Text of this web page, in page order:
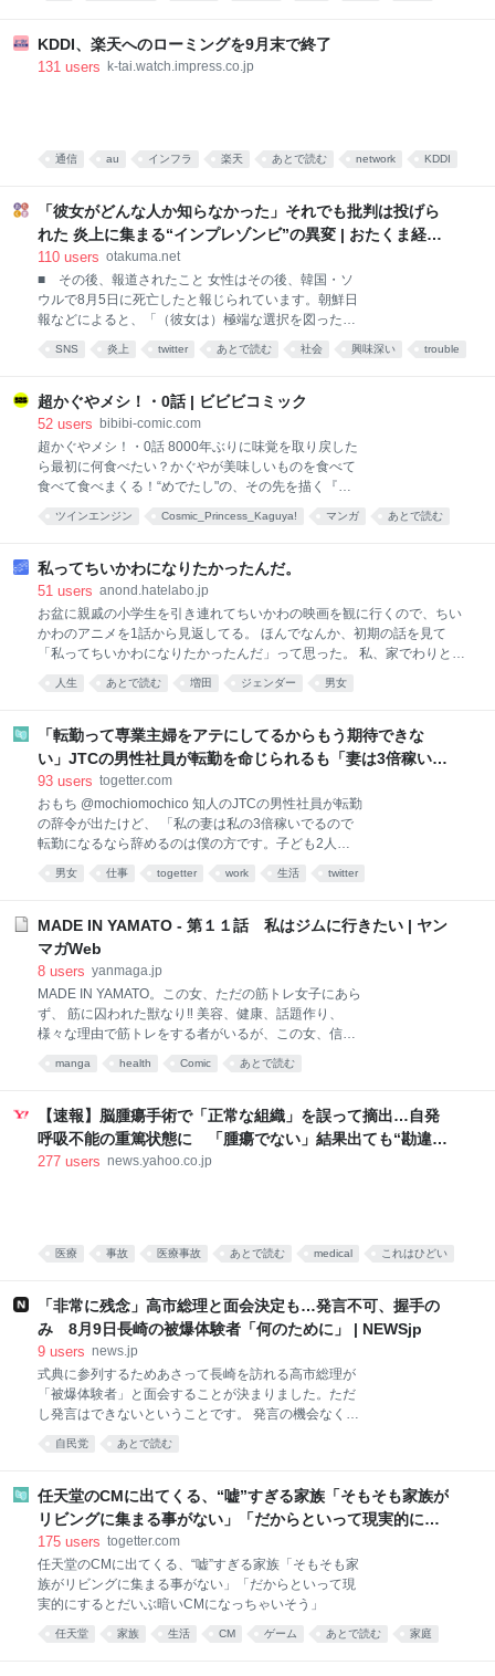
ついて紹介します。 なお、バックエンドはRailsアプ
リケーションなので、テストフレームワークは RSpec
るな課題だと思います。同じような悩みを抱えている
テストとの戦い タイミーのバックエンドはモジュラー
モノ
KDDI、楽天へのローミングを9月末で終了
131 users k-tai.watch.impress.co.jp
通信 au インフラ 楽天 あとで読む network KDDI
「彼女がどんな人か知らなかった」それでも批判は投げら
れた 炎上に集まる“インプレゾンビ”の異変 | おたくま経済
新聞
110 users otakuma.net
■ その後、報道されたこと 女性はその後、韓国・ソ
ウルで8月5日に死亡したと報じられています。朝鮮日
報などによると、「（彼女は）極端な選択を図った」
とのこと。報道は匿名ですが、複数の情報が一致して
いることなどから、同一人物と考えられています。 こ
上や誹謗中傷との関係を指摘する声が出ています。た
だし、炎上や個々の投稿と女性の死との因果関係は、
現時点では確認されていません。 ■ 謝罪投稿に残っ
ていた「見知らぬ批判」 記者がこの件で気になったの
は、女性の謝罪投稿に残されていた、いくつかの返信
画像載せるのは何なん。どこまで承認欲求モンスター
7000回表示されていました。 別のアカウントは、女
性の謝罪文を「承認欲求と反省の境界線を突く神投稿
文」と表現。
SNS 炎上 twitter あとで読む 社会 興味深い trouble
超かぐやメシ！・0話 | ビビビコミック
52 users bibibi-comic.com
超かぐやメシ！・0話 8000年ぶりに味覚を取り戻した
ら最初に何食べたい？かぐやが美味しいものを食べて
食べて食べまくる！“めでたし"の、その先を描く『超
ツインエンジン Cosmic_Princess_Kaguya! マンガ あとで読む
私ってちいかわになりたかったんだ。
51 users anond.hatelabo.jp
お盆に親戚の小学生を引き連れてちいかわの映画を観に行くので、ちい
かわのアニメを1話から見返してる。 ほんでなんか、初期の話を見て
「私ってちいかわになりたかったんだ」って思った。 私、家でわりとこ
んなんなんよね。 ナガノさんのアカウントは自分ツッコミくまの頃から
長らく見てる。グッズ買い漁るみたいなほどではないけど、あたしン家
かちいさくてかわいいやつ」が最初に出たとき、こんな風になりたいと
かは全然思ってなかった。パグさんの方が好きなので、コイツよりパグ
を出せ！と内心思っていたほどだ。 妹はそれみて「こんな風になりた
どん増えてって、SNSとか見てて妹みたいな人って多いんだなーとか思
ってた。 私はちいさくなくてかわいくないキャラ。どちらかというと戦
闘能力高くて、バリキ
人生 あとで読む 増田 ジェンダー 男女
「転勤って専業主婦をアテにしてるからもう期待できな
い」JTCの男性社員が転勤を命じられるも「妻は3倍稼いで
るので、それなら辞める」と言ったら、転勤がなくなった
93 users togetter.com
おもち @mochiomochico 知人のJTCの男性社員が転勤
の辞令が出たけど、 「私の妻は私の3倍稼いでるので
転勤になるなら辞めるのは僕の方です。子ども2人い
るのに妻にフルワンオペさせられるわけないです。」
で、転勤がなくなった話を聞いた。 ちなみに本人は超
と思う。 x.com/JapanTank/stat… 2026-08-06
20:31:33 ゆな先生 @JapanTank 「なんで今の若者は
転勤を極度に嫌がるんだ?」 って、当たり前だろ。妻
ゃ妻の給与損失と将来の昇進機会損失費用全部支払え
よっていう。 2026-08-05 14:46:48
男女 仕事 togetter work 生活 twitter
MADE IN YAMATO - 第１１話 私はジムに行きたい | ヤン
マガWeb
8 users yanmaga.jp
MADE IN YAMATO。この女、ただの筋トレ女子にあら
ず、 筋に囚われた獣なり‼ 美容、健康、話題作り、
様々な理由で筋トレをする者がいるが、この女、信濃
川大和はそんな生ぬるい理由では断じて筋トレはせぬ‼
ひたすらに筋肉を愛し筋肉のために筋肉を想い続け筋
ても、ちょっぴり人間界は苦手なようで‥‥。これは、
そんな筋肉馬鹿女子とそれに巻き込まれる被害者との
筋肉賛歌コメディである‼
manga health Comic あとで読む
【速報】脳腫瘍手術で「正常な組織」を誤って摘出…自発
呼吸不能の重篤状態に 「腫瘍でない」結果出ても“勘違
い”で摘出継続 通常の生活送っていた患者が手足も動か
277 users news.yahoo.co.jp
医療 事故 医療事故 あとで読む medical これはひどい
「非常に残念」高市総理と面会決定も…発言不可、握手の
み 8月9日長崎の被爆体験者「何のために」 | NEWSjp
9 users news.jp
式典に参列するためあさって長崎を訪れる高市総理が
「被爆体験者」と面会することが決まりました。ただ
し発言はできないということです。 発言の機会なく今
年も“握手のみ” 高市総理は8月9日、長崎市の平和公園
でとり行われる平和祈念式典に参列したあと、被爆者
爆体験者」3団体も同席します。 総理との面会は3年連
続になりますが、去年と同様、発言の機会はなく握手
だけだということです。 広島は救済、長崎は置き去り
められていない「被爆体験者」は、雨や灰に混じって
拡散した放射性微粒子で被ばくした可能性を訴えてい
ます。 広島ではすでに「黒い雨」体験者を救済する新
基準が運用されており、2022年度から7500人を超え
自民党 あとで読む
任天堂のCMに出てくる、“嘘”すぎる家族「そもそも家族が
リビングに集まる事がない」「だからといって現実的にす
るとだいぶ暗いCMになっちゃいそう」
175 users togetter.com
任天堂のCMに出てくる、“嘘”すぎる家族「そもそも家
族がリビングに集まる事がない」「だからといって現
実的にするとだいぶ暗いCMになっちゃいそう」
任天堂 家族 生活 CM ゲーム あとで読む 家庭